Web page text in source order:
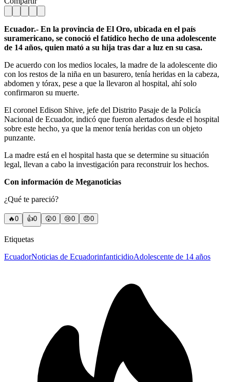
Ecuador.- En la provincia de El Oro, ubicada en el país
suramericano, se conoció el fatídico hecho de una adolescente
de 14 años, quien mató a su hija tras dar a luz en su casa.
De acuerdo con los medios locales, la madre de la adolescente dio
con los restos de la niña en un basurero, tenía heridas en la cabeza,
abdomen y tórax, pese a que la llevaron al hospital, ahí solo
confirmaron su muerte.
El coronel Edison Shive, jefe del Distrito Pasaje de la Policía
Nacional de Ecuador, indicó que fueron alertados desde el hospital
sobre este hecho, ya que la menor tenía heridas con un objeto
punzante.
La madre está en el hospital hasta que se determine su situación
legal, llevan a cabo la investigación para reconstruir los hechos.
Con información de Meganoticias
¿Qué te pareció?
🔥0 👍0 😲0 😢0 😠0
Etiquetas
EcuadorNoticias de EcuadorinfanticidioAdolescente de 14 años